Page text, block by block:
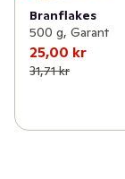
Branflakes
500 g, Garant
25,00 kr
31,71 kr